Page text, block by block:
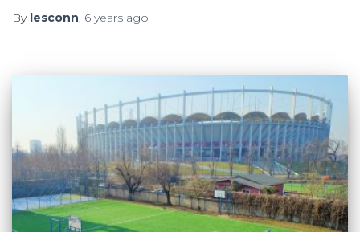
By lesconn, 6 years ago